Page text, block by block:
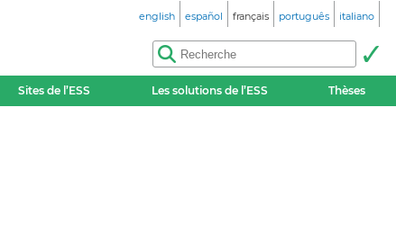
english español français português italiano
Sites de l’ESS Les solutions de l’ESS Thèses